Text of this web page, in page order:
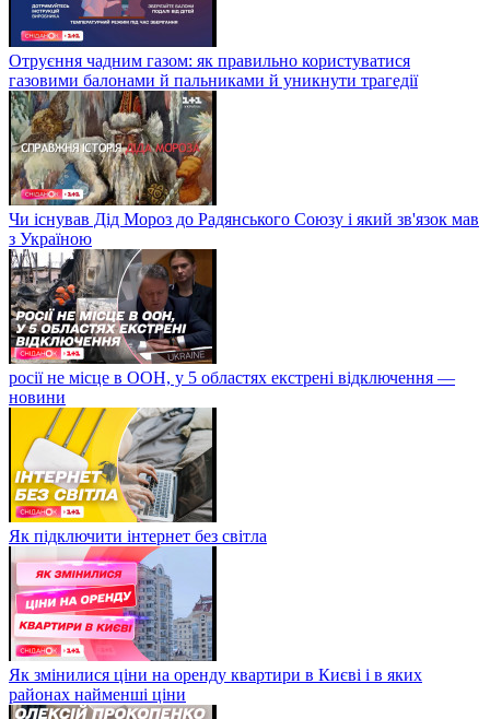
Отруєння чадним газом: як правильно користуватися
газовими балонами й пальниками й уникнути трагедії
Чи існував Дід Мороз до Радянського Союзу і який зв'язок мав
з Україною
росії не місце в ООН, у 5 областях екстрені відключення —
новини
Як підключити інтернет без світла
Як змінилися ціни на оренду квартири в Києві і в яких
районах найменші ціни